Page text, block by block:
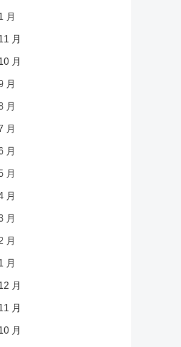
月
月
月
月
月
月
月
月
月
月
月
月
月
月
月